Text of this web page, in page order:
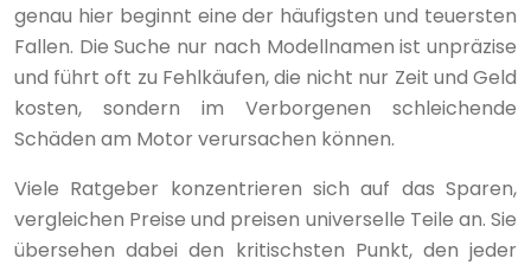
genau hier beginnt eine der häufigsten und teuersten
Fallen. Die Suche nur nach Modellnamen ist unpräzise
und führt oft zu Fehlkäufen, die nicht nur Zeit und Geld
kosten, sondern im Verborgenen schleichende
Schäden am Motor verursachen können.
Viele Ratgeber konzentrieren sich auf das Sparen,
vergleichen Preise und preisen universelle Teile an. Sie
übersehen dabei den kritischsten Punkt, den jeder